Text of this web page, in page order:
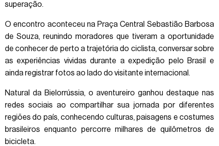
superação.
O encontro aconteceu na Praça Central Sebastião Barbosa
de Souza, reunindo moradores que tiveram a oportunidade
de conhecer de perto a trajetória do ciclista, conversar sobre
as experiências vividas durante a expedição pelo Brasil e
ainda registrar fotos ao lado do visitante internacional.
Natural da Bielorrússia, o aventureiro ganhou destaque nas
redes sociais ao compartilhar sua jornada por diferentes
regiões do país, conhecendo culturas, paisagens e costumes
brasileiros enquanto percorre milhares de quilômetros de
bicicleta.